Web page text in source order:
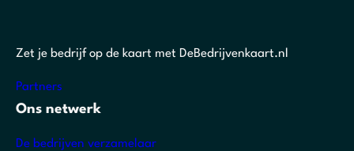
Zet je bedrijf op de kaart met DeBedrijvenkaart.nl
Partners
Ons netwerk
De bedrijven verzamelaar